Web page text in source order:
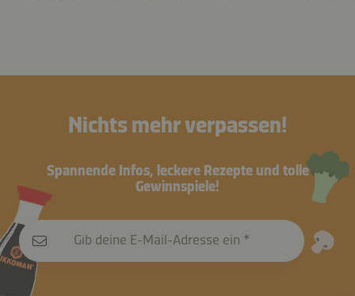
Nichts mehr verpassen!
Spannende Infos, leckere Rezepte und tolle
Gewinnspiele!
Gib deine E-Mail-Adresse ein